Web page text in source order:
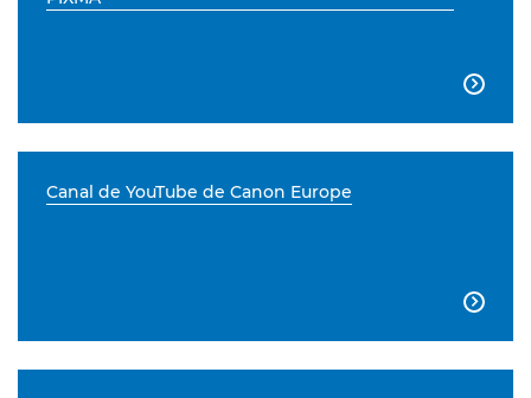

Canal de YouTube de Canon Europe
